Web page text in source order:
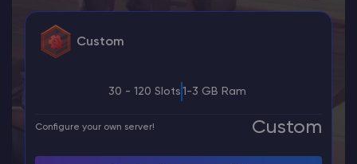
Custom
30 - 120 Slots 1-3 GB Ram
Configure your own server! Custom